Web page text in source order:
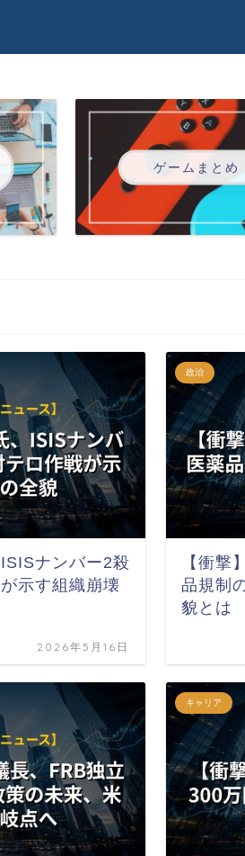
ゲームまとめ
ナンバー2殺
示す組織崩壊
2026年5月16日
政治
【衝撃
品規制
貌とは
キャリア